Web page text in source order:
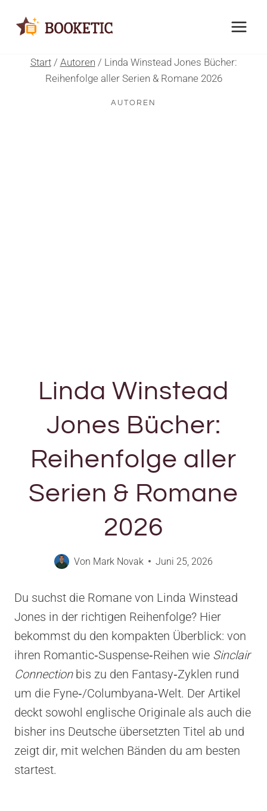
Inhalt
Start / Autoren / Linda Winstead Jones Bücher:
Reihenfolge aller Serien & Romane 2026
AUTOREN
Linda Winstead
Jones Bücher:
Reihenfolge aller
Serien & Romane
2026
Von Mark Novak Juni 25, 2026
Du suchst die Romane von Linda Winstead
Jones in der richtigen Reihenfolge? Hier
bekommst du den kompakten Überblick: von
ihren Romantic‑Suspense‑Reihen wie Sinclair
Connectionbis zu den Fantasy‑Zyklen rund
um die Fyne‑/Columbyana‑Welt. Der Artikel
deckt sowohl englische Originale als auch die
bisher ins Deutsche übersetzten Titel ab und
zeigt dir, mit welchen Bänden du am besten
startest.